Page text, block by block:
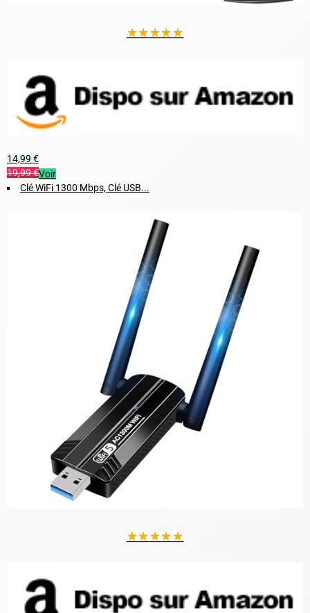
★★★★★
14,99 €
19,99 €Voir
Clé WiFi 1300 Mbps, Clé USB...
★★★★★